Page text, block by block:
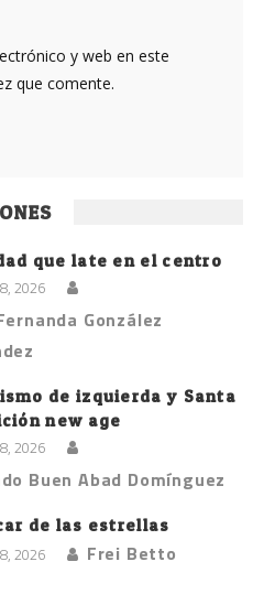
y web en este
que comente.
que late en el centro
2026
González
de izquierda y Santa
new age
2026
Buen Abad Domínguez
de las estrellas
2026 Frei Betto